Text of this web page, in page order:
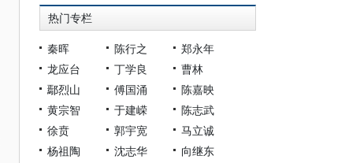
热门专栏
秦晖 陈行之
郑永年
龙应台
丁学良
曹林
鄢烈山
傅国涌
陈嘉映
黄宗智
于建嵘
陈志武
徐贲
郭宇宽
马立诚
杨祖陶
沈志华
向继东